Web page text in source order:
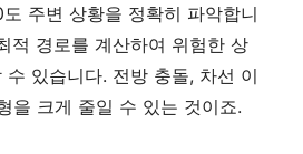
주변 상황을 정확히 파악합니
적 경로를 계산하여 위험한 상
수 있습니다. 전방 충돌, 차선 이
을 크게 줄일 수 있는 것이죠.